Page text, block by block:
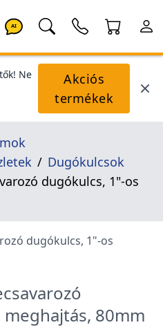
AI
Ne
Akciós
termékek
Dugókulcsok
dugókulcs, 1"-os
80mm